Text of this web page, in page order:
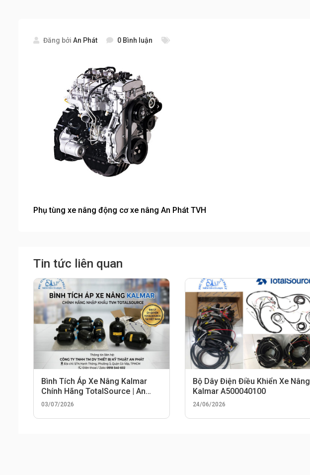
Đăng bởi An Phát 0 Bình luận
Phụ tùng xe nâng động cơ xe nâng An Phát TVH
Tin tức liên quan
Bình Tích Áp Xe Nâng Kalmar
Chính Hãng TotalSource | An
Phát
03/07/2026
Bộ Dây Điện Điều Khiển Xe Nâng
Kalmar A500040100
24/06/2026